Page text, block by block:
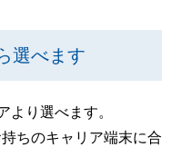
選べます
り選べます。
ちのキャリア端末に合